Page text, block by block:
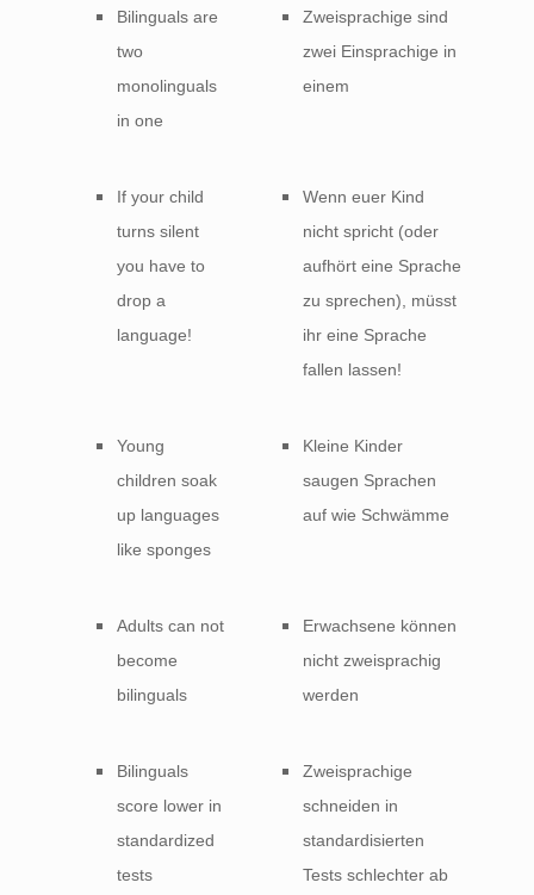
Bilinguals are
two
monolinguals
in one
Zweisprachige sind
zwei Einsprachige in
einem
If your child
turns silent
you have to
drop a
language!
Wenn euer Kind
nicht spricht (oder
aufhört eine Sprache
zu sprechen), müsst
ihr eine Sprache
fallen lassen!
Young
children soak
up languages
like sponges
Kleine Kinder
saugen Sprachen
auf wie Schwämme
Adults can not
become
bilinguals
Erwachsene können
nicht zweisprachig
werden
Bilinguals
score lower in
standardized
tests
Zweisprachige
schneiden in
standardisierten
Tests schlechter ab